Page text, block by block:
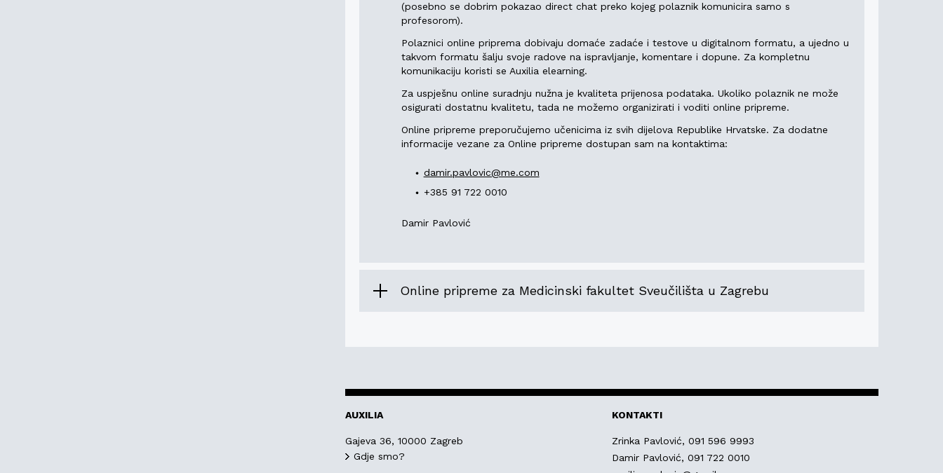
(posebno se dobrim pokazao direct chat preko kojeg polaznik komunicira samo s
profesorom).
Polaznici online priprema dobivaju domaće zadaće i testove u digitalnom formatu, a ujedno u
takvom formatu šalju svoje radove na ispravljanje, komentare i dopune. Za kompletnu
komunikaciju koristi se Auxilia elearning.
Za uspješnu online suradnju nužna je kvaliteta prijenosa podataka. Ukoliko polaznik ne može
osigurati dostatnu kvalitetu, tada ne možemo organizirati i voditi online pripreme.
Online pripreme preporučujemo učenicima iz svih dijelova Republike Hrvatske. Za dodatne
informacije vezane za Online pripreme dostupan sam na kontaktima:
damir.pavlovic@me.com
+385 91 722 0010
Damir Pavlović
Online pripreme za Medicinski fakultet Sveučilišta u Zagrebu
AUXILIA
Gajeva 36, 10000 Zagreb
Gdje smo?
KONTAKTI
Zrinka Pavlović, 091 596 9993
Damir Pavlović, 091 722 0010